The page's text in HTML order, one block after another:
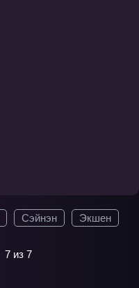
Сэйнэн Экшен
7 из 7